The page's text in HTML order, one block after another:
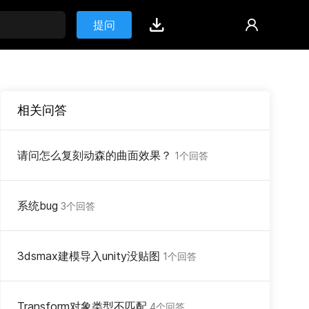
提问
相关问答
请问怎么复刻动森的曲面效果？ 1个回答
系统bug 3个回答
3dsmax建模导入unity没贴图 1个回答
Transform对象类型不匹配 4个回答